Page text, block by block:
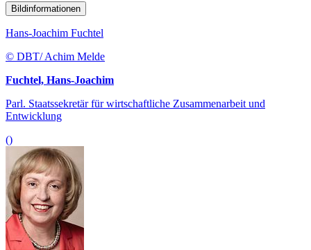
Bildinformationen
Hans-Joachim Fuchtel
© DBT/ Achim Melde
Fuchtel, Hans-Joachim
Parl. Staatssekretär für wirtschaftliche Zusammenarbeit und
Entwicklung
()